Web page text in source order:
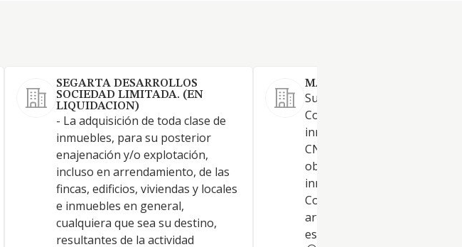
SEGARTA DESARROLLOS
SOCIEDAD LIMITADA. (EN
LIQUIDACION)
- La adquisición de toda clase de
inmuebles, para su posterior
enajenación y/o explotación,
incluso en arrendamiento, de las
fincas, edificios, viviendas y locales
e inmuebles en general,
cualquiera que sea su destino,
resultantes de la actividad
MARPA FUTURO SL.
Su actividad principal
Compraventa de bienes
inmobiliarios por cuenta
CNAE 68.11. También tendrá
objeto: 1. Alquiler de bienes
inmobiliarios por cuenta
Comercio al por menor de
artículos de relojería y
establecimiento